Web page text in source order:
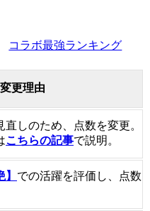
コラボ最強ランキング
変更理由
しのため、点数を変更。
こちらの記事で説明。
での活躍を評価し、点数